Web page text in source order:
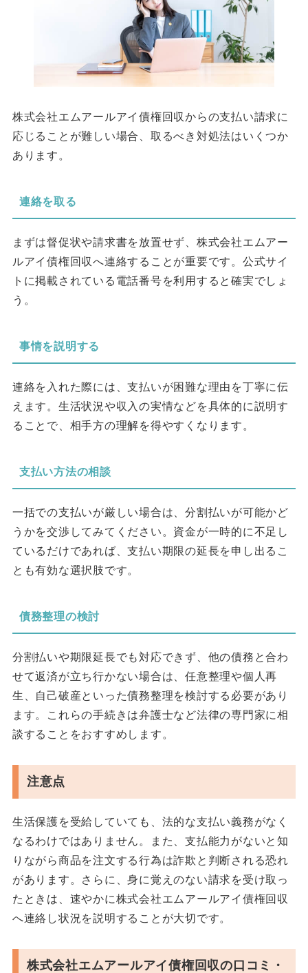
株式会社エムアールアイ債権回収からの支払い請求に
応じることが難しい場合、取るべき対処法はいくつか
あります。
連絡を取る
まずは督促状や請求書を放置せず、株式会社エムアー
ルアイ債権回収へ連絡することが重要です。公式サイ
トに掲載されている電話番号を利用すると確実でしょ
う。
事情を説明する
連絡を入れた際には、支払いが困難な理由を丁寧に伝
えます。生活状況や収入の実情などを具体的に説明す
ることで、相手方の理解を得やすくなります。
支払い方法の相談
一括での支払いが厳しい場合は、分割払いが可能かど
うかを交渉してみてください。資金が一時的に不足し
ているだけであれば、支払い期限の延長を申し出るこ
とも有効な選択肢です。
債務整理の検討
分割払いや期限延長でも対応できず、他の債務と合わ
せて返済が立ち行かない場合は、任意整理や個人再
生、自己破産といった債務整理を検討する必要があり
ます。これらの手続きは弁護士など法律の専門家に相
談することをおすすめします。
注意点
生活保護を受給していても、法的な支払い義務がなく
なるわけではありません。また、支払能力がないと知
りながら商品を注文する行為は詐欺と判断される恐れ
があります。さらに、身に覚えのない請求を受け取っ
たときは、速やかに株式会社エムアールアイ債権回収
へ連絡し状況を説明することが大切です。
株式会社エムアールアイ債権回収の口コミ・